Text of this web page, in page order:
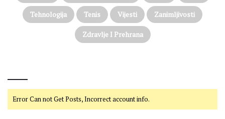
Tehnologija Tenis Vijesti Zanimljivosti
Zdravlje I Prehrana
Error Can not Get Posts, Incorrect account info.